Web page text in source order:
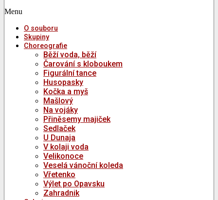
Menu
O souboru
Skupiny
Choreografie
Běží voda, běží
Čarování s kloboukem
Figurální tance
Husopasky
Kočka a myš
Mašlový
Na vojáky
Přiněsemy majiček
Sedlaček
U Dunaja
V kolaji voda
Velikonoce
Veselá vánoční koleda
Vřetenko
Výlet po Opavsku
Zahradnik